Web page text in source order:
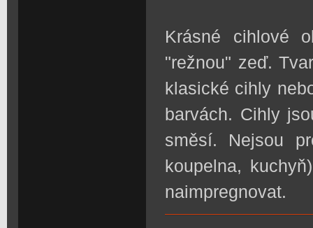
Krásné cihlové
"režnou" zeď.
klasické cihly
barvách. Cihly
směsí. Nejsou
koupelna,
naimpregnovat.